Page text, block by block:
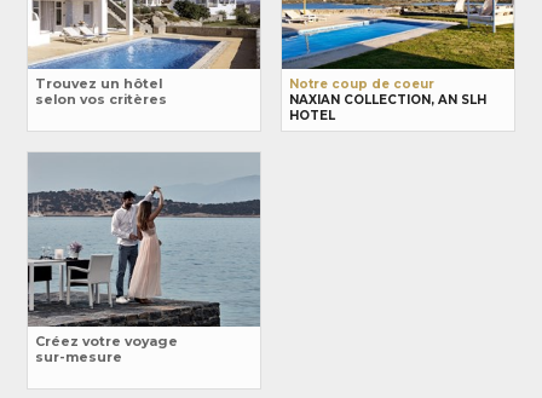
Trouvez un hôtel
selon vos critères
Notre coup de coeur
NAXIAN COLLECTION, AN SLH
HOTEL
Créez votre voyage
sur-mesure